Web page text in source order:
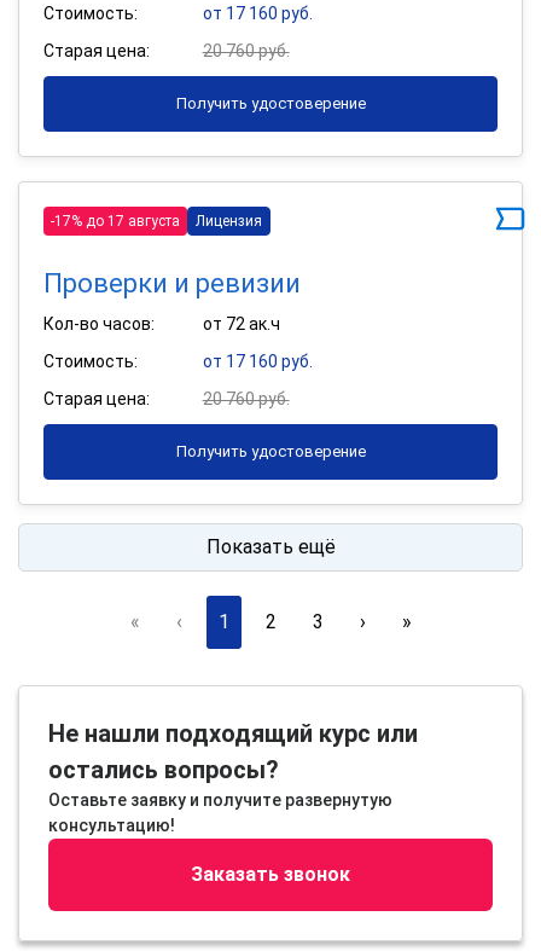
Стоимость:
от 17 160 руб.
Старая цена:
20 760 руб.
Получить удостоверение
-17% до 17 августа Лицензия
Проверки и ревизии
Кол-во часов:
от 72 ак.ч
Стоимость:
от 17 160 руб.
Старая цена:
20 760 руб.
Получить удостоверение
Показать ещё
« ‹ 1 2 3 › »
Не нашли подходящий курс или
остались вопросы?
Оставьте заявку и получите развернутую
консультацию!
Заказать звонок